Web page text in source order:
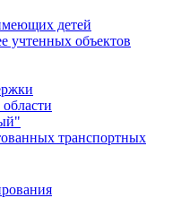
детей
учтенных объектов
транспортных